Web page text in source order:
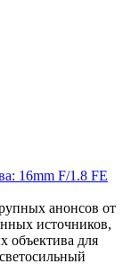
16mm F/1.8 FE
анонсов от
источников,
объектива для